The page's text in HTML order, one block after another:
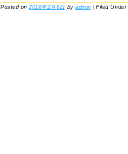
Posted on2016年2月6日 byadmin |Filed Under